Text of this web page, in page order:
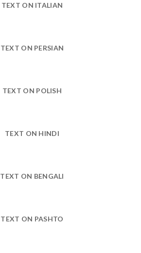
TEXT ON ITALIAN
TEXT ON PERSIAN
TEXT ON POLISH
TEXT ON HINDI
TEXT ON BENGALI
TEXT ON PASHTO